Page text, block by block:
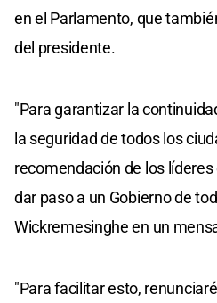
en el Parlamento, que
del presidente.
"Para garantizar la
la seguridad de todos los
recomendación de los
dar paso a un Gobierno de
Wickremesinghe en un
"Para facilitar esto,